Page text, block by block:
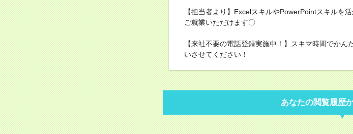
【担当者より】ExcelスキルやPowerPointスキルを
ご就業いただけます〇
【来社不要の電話登録実施中！】スキマ時間でか
いさせてください！
あなたの閲覧履歴